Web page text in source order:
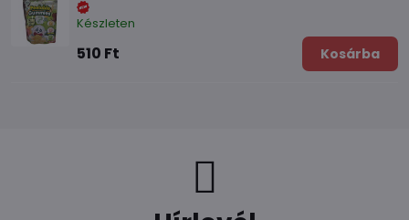
Készleten
510 Ft Kosárba